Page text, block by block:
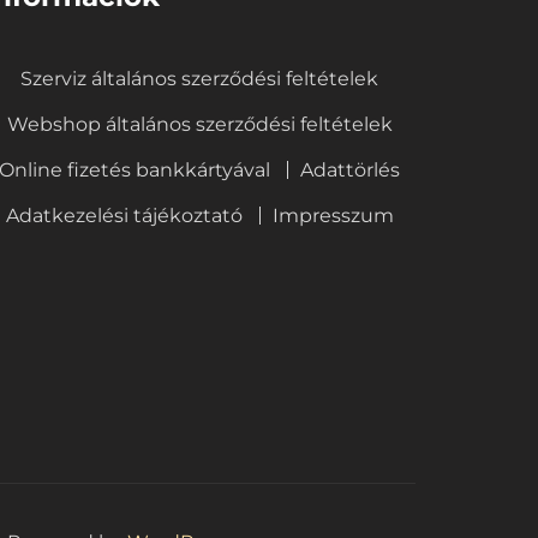
Szerviz általános szerződési feltételek
Webshop általános szerződési feltételek
Online fizetés bankkártyával
Adattörlés
Adatkezelési tájékoztató
Impresszum